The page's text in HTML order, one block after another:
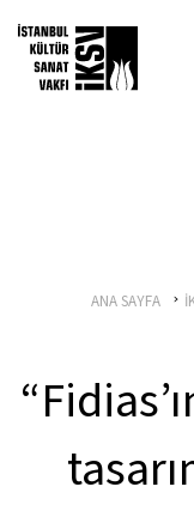
ANA SAYFA